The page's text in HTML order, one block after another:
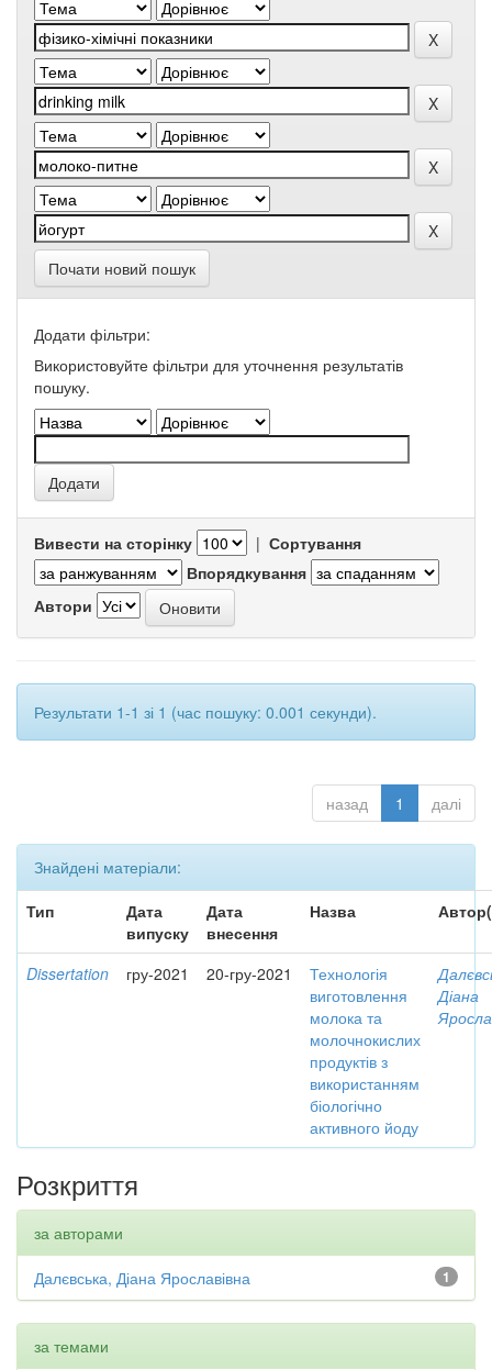
Почати новий пошук
Додати фільтри:
Використовуйте фільтри для уточнення результатів
пошуку.
Вивести на сторінку | Сортування
Впорядкування
Автори
Результати 1-1 зі 1 (час пошуку: 0.001 секунди).
назад 1 далі
Знайдені матеріали:
Тип
Дата
випуску
Дата
внесення
Назва
Dissertation гру-2021 20-гру-2021
Технологія
виготовлення
молока та
молочнокислих
продуктів з
використанням
біологічно
активного йоду
Діана
Розкриття
за авторами
1
Далєвська, Діана Ярославівна
за темами